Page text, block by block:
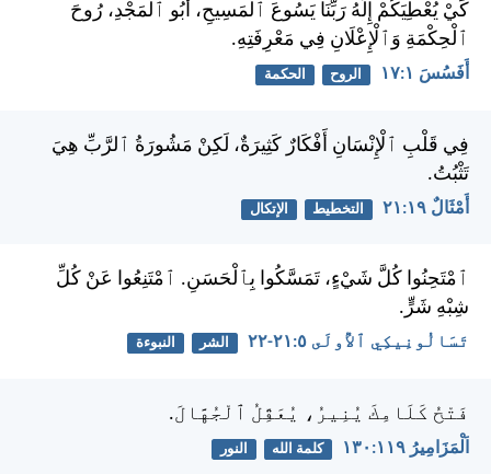
كَيْ يُعْطِيَكُمْ إِلَهُ رَبِّنَا يَسُوعَ ٱلْمَسِيحِ، أَبُو ٱلْمَجْدِ، رُوحَ
ٱلْحِكْمَةِ وَٱلْإِعْلَانِ فِي مَعْرِفَتِهِ.
أَفَسُسَ ١:‏١٧ الروح الحكمة
فِي قَلْبِ ٱلْإِنْسَانِ أَفْكَارٌ كَثِيرَةٌ، لَكِنْ مَشُورَةُ ٱلرَّبِّ هِيَ
تَثْبُتُ.
أَمْثَالٌ ١٩:‏٢١ التخطيط الإتكال
ٱمْتَحِنُوا كُلَّ شَيْءٍ، تَمَسَّكُوا بِٱلْحَسَنِ. ٱمْتَنِعُوا عَنْ كُلِّ
شِبْهِ شَرٍّ.
تَسَالُونِيكِي ٱلأُولَى ٥:‏٢١-‏٢٢ الشر النبوءة
فَتْحُ كَلَامِكَ يُنِيرُ، يُعَقِّلُ ٱلْجُهَّالَ.
اَلْمَزَامِيرُ ١١٩:‏١٣٠ كلمة الله النور